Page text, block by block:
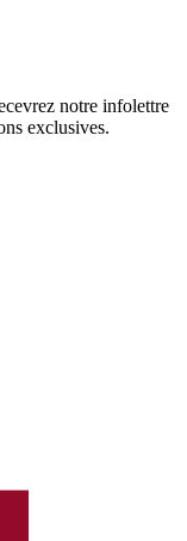
notre infolettre
exclusives.